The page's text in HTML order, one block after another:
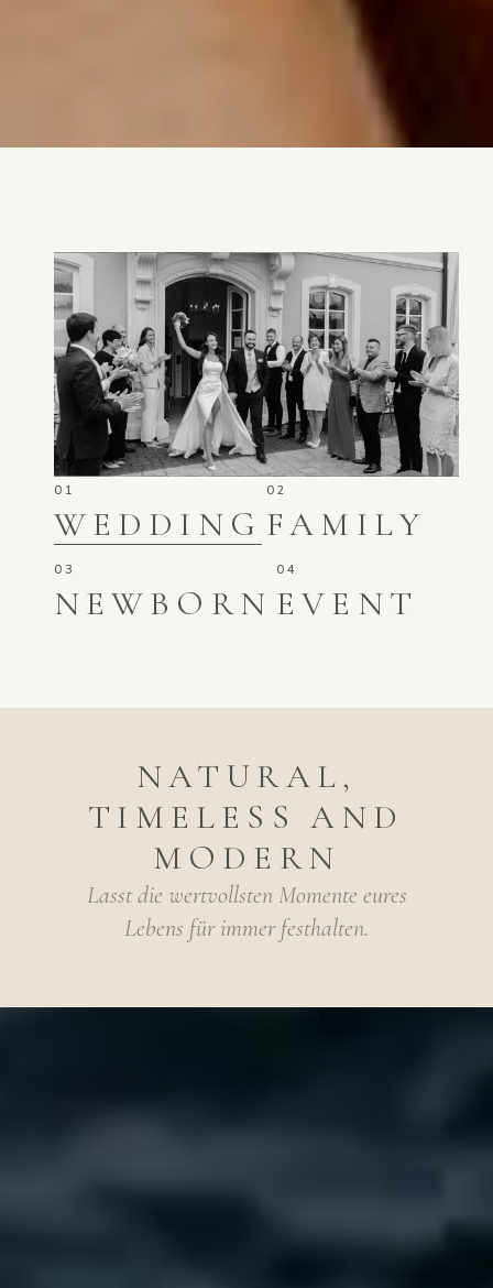
WEDDING FAMILY
NEWBORN EVENT
NATURAL,
TIMELESS AND
MODERN
Lasst die wertvollsten Momente eures
Lebens für immer festhalten.